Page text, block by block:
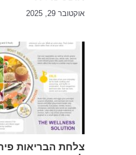
אוקטובר 29, 2025
צלחת הבריאות